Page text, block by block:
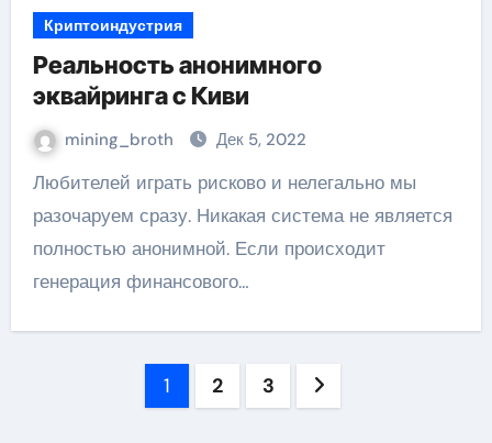
Криптоиндустрия
Реальность анонимного
эквайринга с Киви
mining_broth Дек 5, 2022
Любителей играть рисково и нелегально мы
разочаруем сразу. Никакая система не является
полностью анонимной. Если происходит
генерация финансового…
Пагинация
1 2 3